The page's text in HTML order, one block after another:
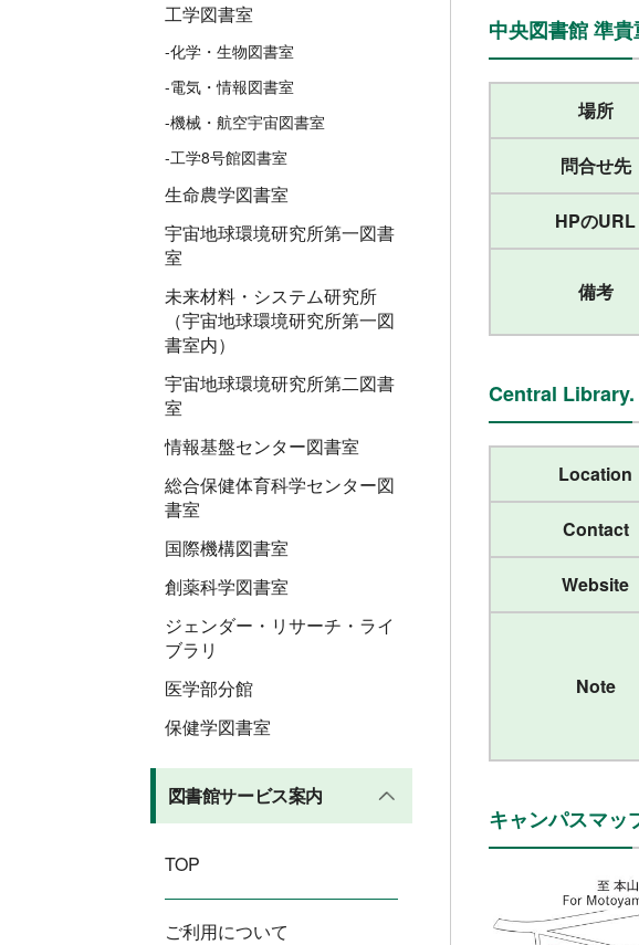
工学図書室
-化学・生物図書室
-電気・情報図書室
-機械・航空宇宙図書室
-工学8号館図書室
生命農学図書室
宇宙地球環境研究所第一図書
室
未来材料・システム研究所
（宇宙地球環境研究所第一図
書室内）
宇宙地球環境研究所第二図書
室
情報基盤センター図書室
総合保健体育科学センター図
書室
国際機構図書室
創薬科学図書室
ジェンダー・リサーチ・ライ
ブラリ
医学部分館
保健学図書室
図書館サービス案内
TOP
ご利用について
中央図書館 準
場所
問合せ先
HPのURL
備考
Central
Location
Contact
Website
Note
キャンパスマ